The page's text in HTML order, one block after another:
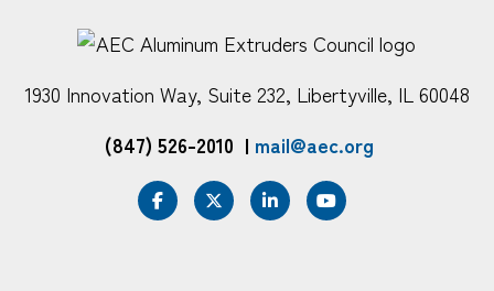
1930 Innovation Way, Suite 232, Libertyville, IL 60048
(847) 526-2010 | mail@aec.org